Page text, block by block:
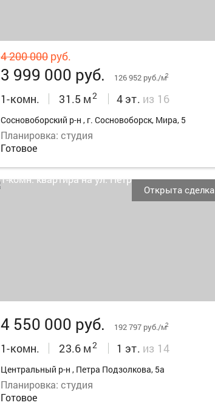
4 200 000руб.
3 999 000 руб. 126 952 руб./м2
1-комн. 31.5 м2 4 эт. из 16
Сосновоборский р-н , г. Сосновоборск, Мира, 5
Планировка: студия
Готовое
Открыта сделка
4 550 000 руб. 192 797 руб./м2
1-комн. 23.6 м2 1 эт. из 14
Центральный р-н , Петра Подзолкова, 5а
Планировка: студия
Готовое